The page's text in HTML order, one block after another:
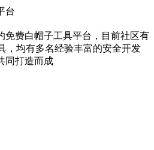
台
免费白帽子工具平台，目前社区有
，均有多名经验丰富的安全开发
同打造而成